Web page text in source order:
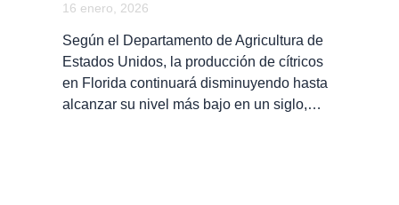
16 enero, 2026
Según el Departamento de Agricultura de
Estados Unidos, la producción de cítricos
en Florida continuará disminuyendo hasta
alcanzar su nivel más bajo en un siglo,…